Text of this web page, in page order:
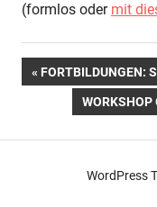
(formlos oder mit
VORHERIGER
BEITRAG:
FORTBILDUNGEN:
NÄCHSTER
WORKSHOP
WordPress